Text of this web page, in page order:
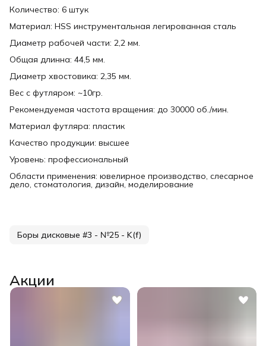
Количество: 6 штук
Материал: HSS инструментальная легированная сталь
Диаметр рабочей части: 2,2 мм.
Общая длинна: 44,5 мм.
Диаметр хвостовика: 2,35 мм.
Вес с футляром: ~10гр.
Рекомендуемая частота вращения: до 30000 об./мин.
Материал футляра: пластик
Качество продукции: высшее
Уровень: профессиональный
Области применения: ювелирное производство, слесарное
дело, стоматология, дизайн, моделирование
Боры дисковые #3 - №25 - K(f)
Акции